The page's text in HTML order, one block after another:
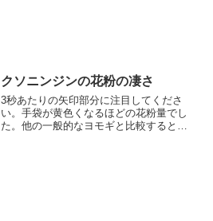
クソニンジンの花粉の凄さ
3秒あたりの矢印部分に注目してくださ
い。手袋が黄色くなるほどの花粉量でし
た。他の一般的なヨモギと比較すると、